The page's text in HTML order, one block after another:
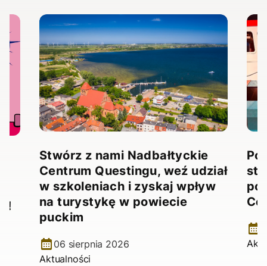
Stwórz z nami Nadbałtyckie
Centrum Questingu, weź udział
w szkoleniach i zyskaj wpływ
na turystykę w powiecie
puckim
06 sierpnia 2026
Aktualności